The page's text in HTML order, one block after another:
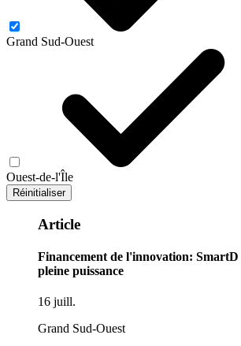
Grand Sud-Ouest
Ouest-de-l'Île
Réinitialiser
Article
Financement de l'innovation: SmartD
pleine puissance
16 juill.
Grand Sud-Ouest